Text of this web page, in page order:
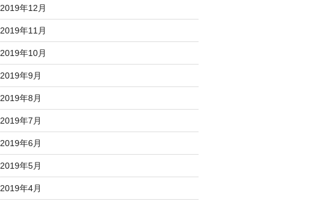
2019年12月
2019年11月
2019年10月
2019年9月
2019年8月
2019年7月
2019年6月
2019年5月
2019年4月